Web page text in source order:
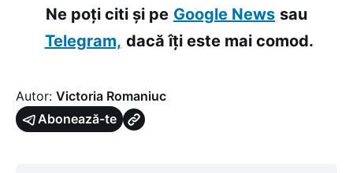
Ne poți citi și pe Google News sau
Telegram, dacă îți este mai comod.
Autor: Victoria Romaniuc
Abonează-te